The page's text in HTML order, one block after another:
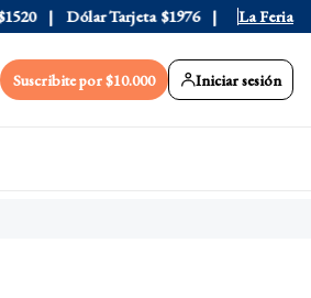
Dólar Tarjeta $1976 Dólar Blue $1525
La Feria
Suscribite por $10.000 Iniciar sesión